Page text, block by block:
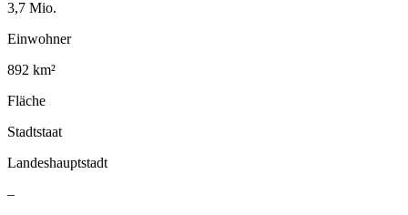
3,7 Mio.
Einwohner
892 km²
Fläche
Stadtstaat
Landeshauptstadt
–